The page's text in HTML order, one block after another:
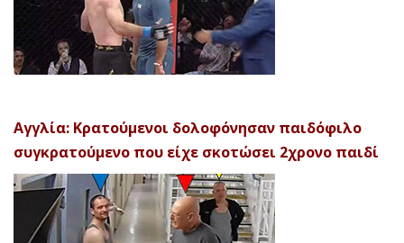
Αγγλία: Κρατούμενοι δολοφόνησαν παιδόφιλο
συγκρατούμενο που είχε σκοτώσει 2χρονο παιδί